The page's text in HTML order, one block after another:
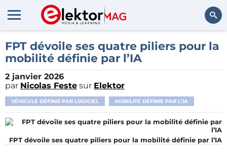
Rechercher
FPT dévoile ses quatre piliers pour la
mobilité définie par l’IA
2 janvier 2026
par Nicolas Feste sur Elektor
VÉHICULE DÉFINIS PAR LOGICIEL MOBILITÉ DÉFINIE PAR L’IA
FPT dévoile ses quatre piliers pour la mobilité définie par l’IA